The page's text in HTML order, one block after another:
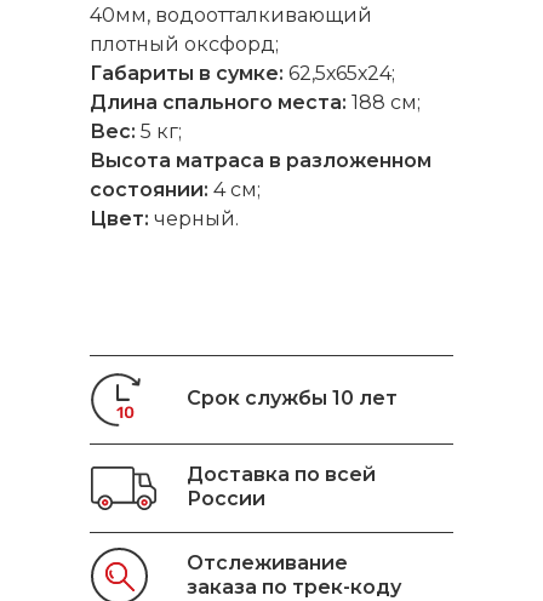
40мм, водоотталкивающий
плотный оксфорд;
Габариты в сумке: 62,5х65х24;
Длина спального места: 188 см;
Вес: 5 кг;
Высота матраса в разложенном
состоянии: 4 см;
Цвет: черный.
Срок службы 10 лет
Доставка по всей
России
Отслеживание
заказа по трек-коду